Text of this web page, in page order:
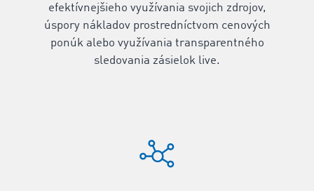
efektívnejšieho využívania svojich zdrojov,
úspory nákladov prostredníctvom cenových
ponúk alebo využívania transparentného
sledovania zásielok live.